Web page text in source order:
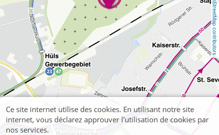
OpenStreetMap contributors
Ce site internet utilise des cookies. En utilisant notre site
internet, vous déclarez approuver l'utilisation de cookies par
nos services.